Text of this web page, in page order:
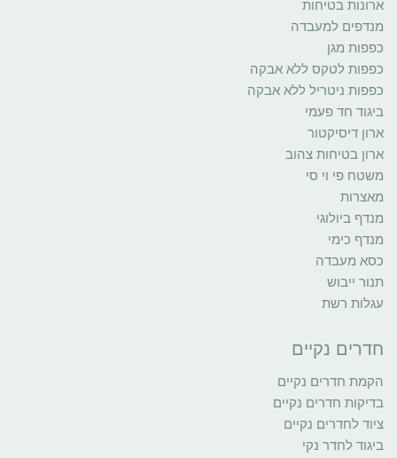
ארונות בטיחות
מנדפים למעבדה
כפפות מגן
כפפות לטקס ללא אבקה
כפפות ניטריל ללא אבקה
ביגוד חד פעמי
ארון דיסיקטור
ארון בטיחות צהוב
משטח פי וי סי
מאצרות
מנדף ביולוגי
מנדף כימי
כסא מעבדה
תנור ייבוש
עגלות רשת
חדרים נקיים
הקמת חדרים נקיים
בדיקות חדרים נקיים
ציוד לחדרים נקיים
ביגוד לחדר נקי